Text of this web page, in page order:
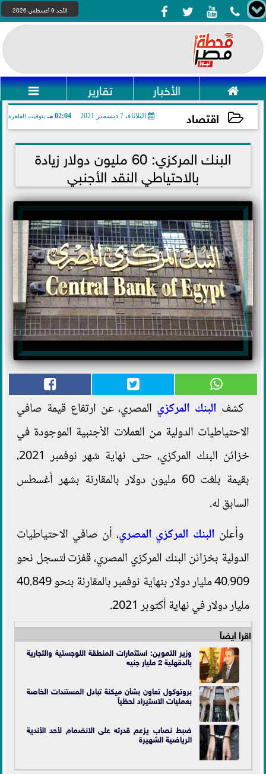
    الأحد 9 أغسطس 2026
 الأخبار تقارير 
اقتصاد الثلاثاء، 7 ديسمبر 2021 02:04 مـ بتوقيت القاهرة
2021-12-07 14:04:00 البنك المركزي: 60 مليون دولار زيادة
بالاحتياطي النقد الأجنبي
كشف البنك المركزي المصري، عن ارتفاع قيمة صافي
الاحتياطيات الدولية من العملات الأجنبية الموجودة في
خزائن البنك المركزي، حتى نهاية شهر نوفمبر 2021،
بقيمة بلغت 60 مليون دولار بالمقارنة بشهر أغسطس
السابق له.
وأعلن البنك المركزي المصري، أن صافي الاحتياطيات
الدولية بخزائن البنك المركزي المصري، قفزت لتسجل نحو
40.909 مليار دولار بنهاية نوفمبر بالمقارنة بنحو 40.849
مليار دولار في نهاية أكتوبر 2021.
اقرأ أيضاً
وزير التموين: استثمارات المنطقة اللوجستية والتجارية
بالدقهلية 2 مليار جنيه
بروتوكول تعاون بشأن ميكنة تبادل المستندات الخاصة
بعمليات الاستيراد لحظياً
ضبط نصاب يزعم قدرته على الانضمام لأحد الأندية
الرياضية الشهيرة